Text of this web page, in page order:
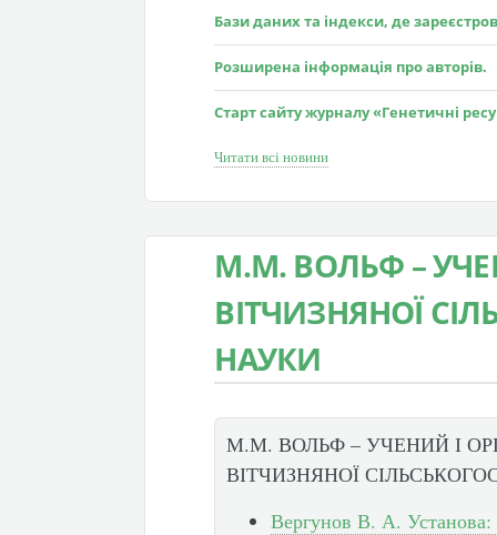
Бази даних та індекси, де
Розширена інформація про авторів.
Старт сайту журналу «Генетичні
Читати всі новини
М.М. ВОЛЬФ –
ВІТЧИЗНЯНОЇ
НАУКИ
М.М. ВОЛЬФ – УЧЕНИЙ І
ВІТЧИЗНЯНОЇ
Вергунов В. А. Установа: